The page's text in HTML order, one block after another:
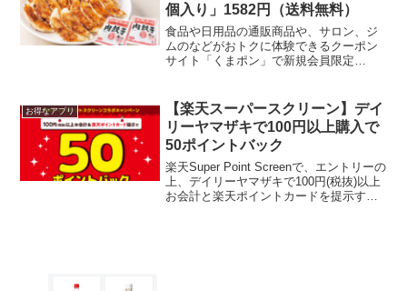
個入り」1582円（送料無料）
食品や日用品の通販商品や、サロン、ジ
ムのなどがおトクに体験できるクーポン
サイト「くまポン」で新規会員限定
ら使える20%割引です。例えば
64%OFF【1,980円】...
お得なアプリ
【楽天スーパースクリーン】デイ
リーヤマザキで100円以上購入で
50ポイントバック
楽天Super Point Screenで、エントリーの
上、デイリーヤマザキで100円(税抜)以上
お会計と楽天ポイントカードを提示する